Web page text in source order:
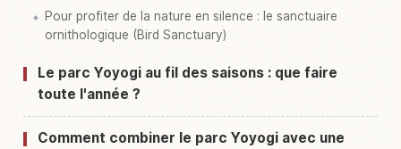
Pour profiter de la nature en silence : le sanctuaire
ornithologique (Bird Sanctuary)
Le parc Yoyogi au fil des saisons : que faire
toute l'année ?
Comment combiner le parc Yoyogi avec une